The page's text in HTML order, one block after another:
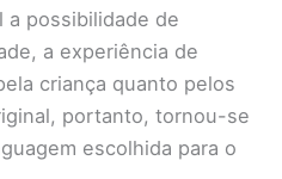
a possibilidade de
a experiência de
criança quanto pelos
portanto, tornou-se
escolhida para o